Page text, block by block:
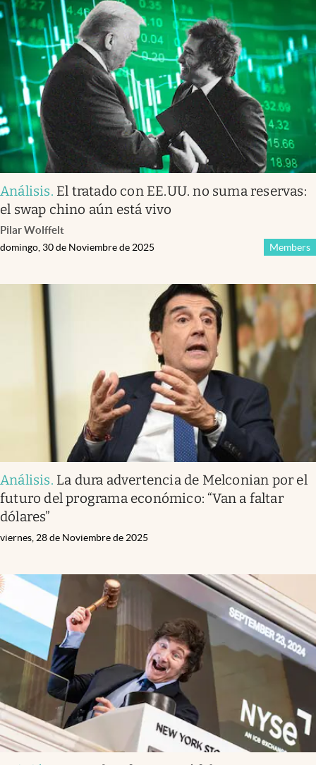
Análisis. El tratado con EE.UU. no suma reservas:
el swap chino aún está vivo
Pilar Wolffelt
Members
domingo, 30 de Noviembre de 2025
Análisis. La dura advertencia de Melconian por el
futuro del programa económico: “Van a faltar
dólares”
viernes, 28 de Noviembre de 2025